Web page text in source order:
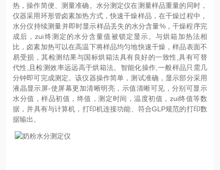
热，操作简便、测量准确。水分测定仪在测量样品重量的同时，
仪器采用环形管卤素加热方式，快速干燥样品，在干燥过程中，
水分仪持续测量并即时显示样品丢失的水分含量%，干燥程序完
成后，zui终测定的水分含量值被锁定显示。与烘箱加热法相
比，卤素加热可以在高温下将样品均匀地快速干燥，样品表面不
易受损，其检测结果与国标烘箱法具有良好的一致性,具有可替
代性,且检测效率远远高于烘箱法。智能化操作,一般样品只需几
分钟即可完成测定。该仪器操作简单，测试准确，显示部分采用
液晶显示屏-使屏幕更加清晰明亮，示值清晰可见，分别可显示
水分值，样品初值，终值，测定时间，温度初值，zui终值等数
据，并具有与计算机，打印机连接功能、符合GLP规范的打印数
据输出。